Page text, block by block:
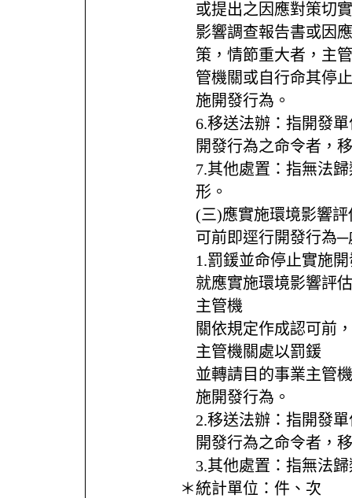
或提出之因應對策切
影響調查報告書或因
策，情節重大者，主
管機關或自行命其停
施開發行為。
6.移送法辦：指開發
開發行為之命令者，
7.其他處置：指無法
形。
(三)應實施環境影響
可前即逕行開發行為
1.罰鍰並命停止實施
就應實施環境影響評
主管機
關依規定作成認可前
主管機關處以罰鍰
並轉請目的事業主管
施開發行為。
2.移送法辦：指開發
開發行為之命令者，
3.其他處置：指無法
＊統計單位： 件、次